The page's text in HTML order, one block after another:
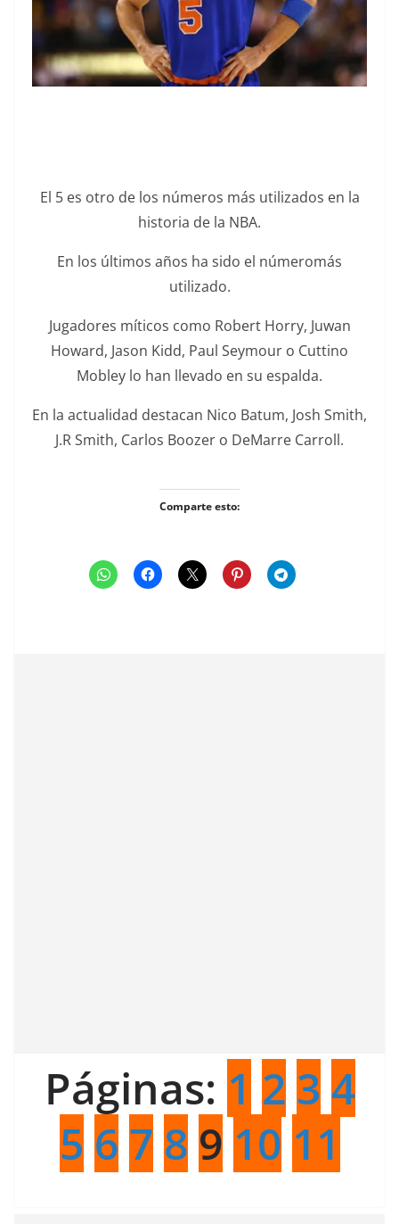
El 5 es otro de los números más utilizados en la
historia de la NBA.
En los últimos años ha sido el númeromás
utilizado.
Jugadores míticos como Robert Horry, Juwan
Howard, Jason Kidd, Paul Seymour o Cuttino
Mobley lo han llevado en su espalda.
En la actualidad destacan Nico Batum, Josh Smith,
J.R Smith, Carlos Boozer o DeMarre Carroll.
Comparte esto:
Páginas: 1 2 3 4
5 6 7 8 9 10 11